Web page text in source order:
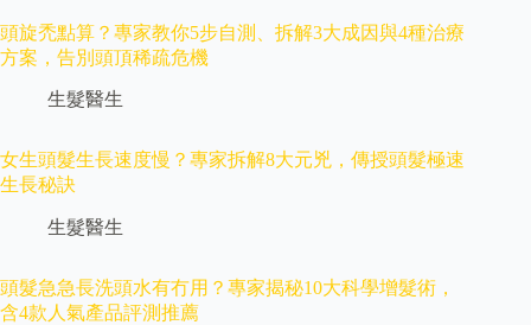
頭旋禿點算？專家教你5步自測、拆解3大成因與4種治療
方案，告別頭頂稀疏危機
生髮醫生
女生頭髮生長速度慢？專家拆解8大元兇，傳授頭髮極速
生長秘訣
生髮醫生
頭髮急急長洗頭水有冇用？專家揭秘10大科學增髮術，
含4款人氣產品評測推薦